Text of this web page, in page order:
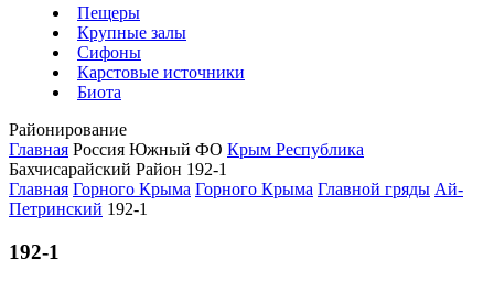
Пещеры
Крупные залы
Сифоны
Карстовые источники
Биота
Районирование
Главная Россия Южный ФО Крым Республика
Бахчисарайский Район 192-1
Главная Горного Крыма Горного Крыма Главной гряды Ай-
Петринский 192-1
192-1